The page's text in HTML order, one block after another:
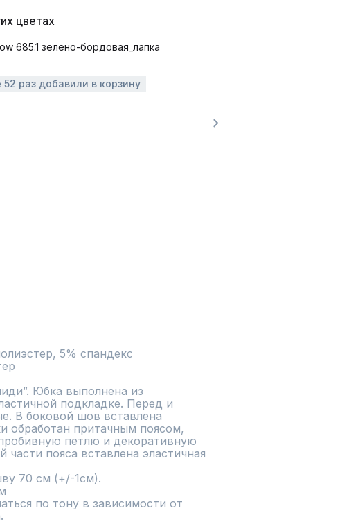
цветах
52 раз добавили в корзину
5% спандекс
Юбка выполнена из
подкладке. Перед и
В боковой шов вставлена
обработан притачным поясом,
петлю и декоративную
пояса вставлена эластичная
70 см (+/-1см).